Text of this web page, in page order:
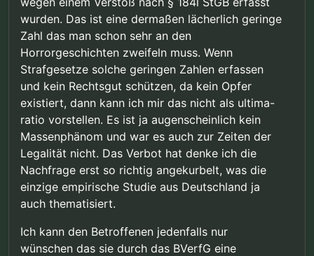
wurden. Das ist eine dermaßen lächerlich geringe
Zahl das man schon sehr an den
Horrorgeschichten zweifeln muss. Wenn
Strafgesetze solche geringen Zahlen erfassen
und kein Rechtsgut schützen, da kein Opfer
existiert, dann kann ich mir das nicht als ultima-
ratio vorstellen. Es ist ja augenscheinlich kein
Massenphänom und war es auch zur Zeiten der
Legalität nicht. Das Verbot hat denke ich die
Nachfrage erst so richtig angekurbelt, was die
einzige empirische Studie aus Deutschland ja
auch thematisiert.
Ich kann den Betroffenen jedenfalls nur
wünschen das sie durch das BVerfG eine